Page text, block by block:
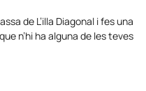
de L’illa Diagonal i fes una
n’hi ha alguna de les teves